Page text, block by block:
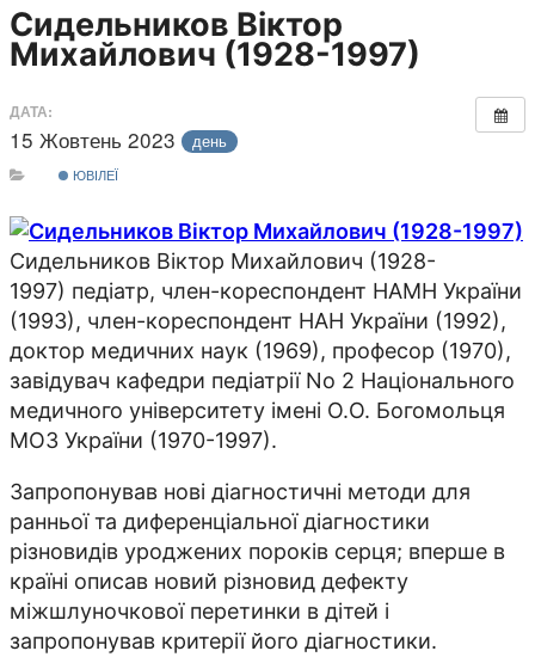
Сидельников Віктор
Михайлович (1928-1997)
ДАТА:
15 Жовтень 2023 день
ЮВІЛЕЇ
Сидельников Віктор Михайлович (1928-
1997) педіатр, член-кореспондент НАМН України
(1993), член-кореспондент НАН України (1992),
доктор медичних наук (1969), професор (1970),
завідувач кафедри педіатрії No 2 Національного
медичного університету імені О.О. Богомольця
МОЗ України (1970-1997).
Запропонував нові діагностичні методи для
ранньої та диференціальної діагностики
різновидів уроджених пороків серця; вперше в
країні описав новий різновид дефекту
міжшлуночкової перетинки в дітей і
запропонував критерії його діагностики.